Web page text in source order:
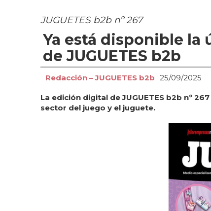
JUGUETES b2b nº 267
Ya está disponible
de JUGUETES b2b
Redacción – JUGUETES b2b 25/09/2025
La edición digital de JUGUETES b2b nº
sector del juego y el juguete.